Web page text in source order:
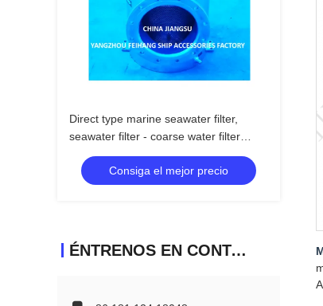
Direct type marine seawater filter,
seawater filter - coarse water filter
AS300 CB/T497-1994 Body - Hot dip
galvanized Filter cartridge - Stainless
steel
Consiga el mejor precio
ÉNTRENOS EN CONTACTO CON